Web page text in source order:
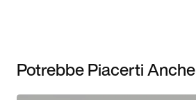
Potrebbe Piacerti Anche